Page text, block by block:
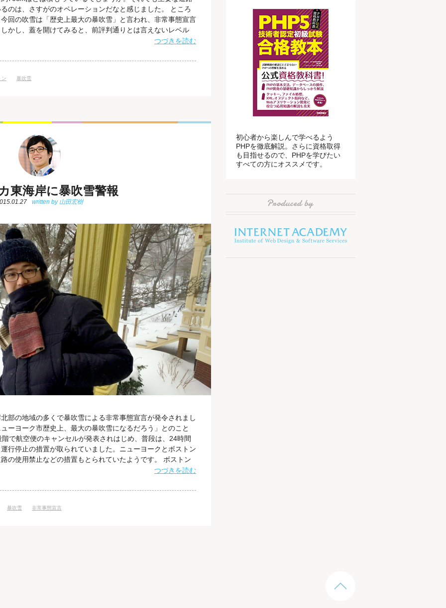
のは、さすがのオペレーションだなと感じました。 ところ
回の吹雪は「歴史上最大の暴吹雪」と言われ、非常事態宣言
かし、蓋を開けてみると、前評判通りとは言えないレベル
だいぶ早く公共交通機関が運行を再開していました。これに
つづきを読む
ン 暴吹雪
東海岸に暴吹雪警報
部の地域の多くで暴吹雪による非常事態宣言が発令されまし
ーヨーク市歴史上、最大の暴吹雪になるだろう」とのこと
で航空便のキャンセルが発表されはじめ、普段は、24時間
行停止の措置が取られていました。ニューヨークとボストン
の使用禁止などの措置もとられていたようです。 ボストン
ネット・アカデミーのボストンラボがあるインキュベーショ
雪は積もっているものの、横
つづきを読む
暴吹雪 非常事態宣言
初心者から楽しんで学べるよう
PHPを徹底解説。さらに資格取得
も目指せるので、PHPを学びたい
すべての方にオススメです。